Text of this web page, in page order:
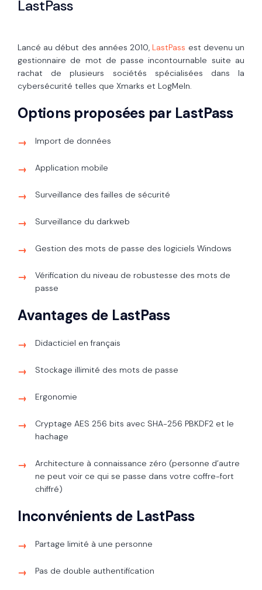
LastPass
Lancé au début des années 2010, LastPass est devenu un
gestionnaire de mot de passe incontournable suite au
rachat de plusieurs sociétés spécialisées dans la
cybersécurité telles que Xmarks et LogMeIn.
Options proposées par LastPass
Import de données
Application mobile
Surveillance des failles de sécurité
Surveillance du darkweb
Gestion des mots de passe des logiciels Windows
Vérification du niveau de robustesse des mots de
passe
Avantages de LastPass
Didacticiel en français
Stockage illimité des mots de passe
Ergonomie
Cryptage AES 256 bits avec SHA-256 PBKDF2 et le
hachage
Architecture à connaissance zéro (personne d’autre
ne peut voir ce qui se passe dans votre coffre-fort
chiffré)
Inconvénients de LastPass
Partage limité à une personne
Pas de double authentification